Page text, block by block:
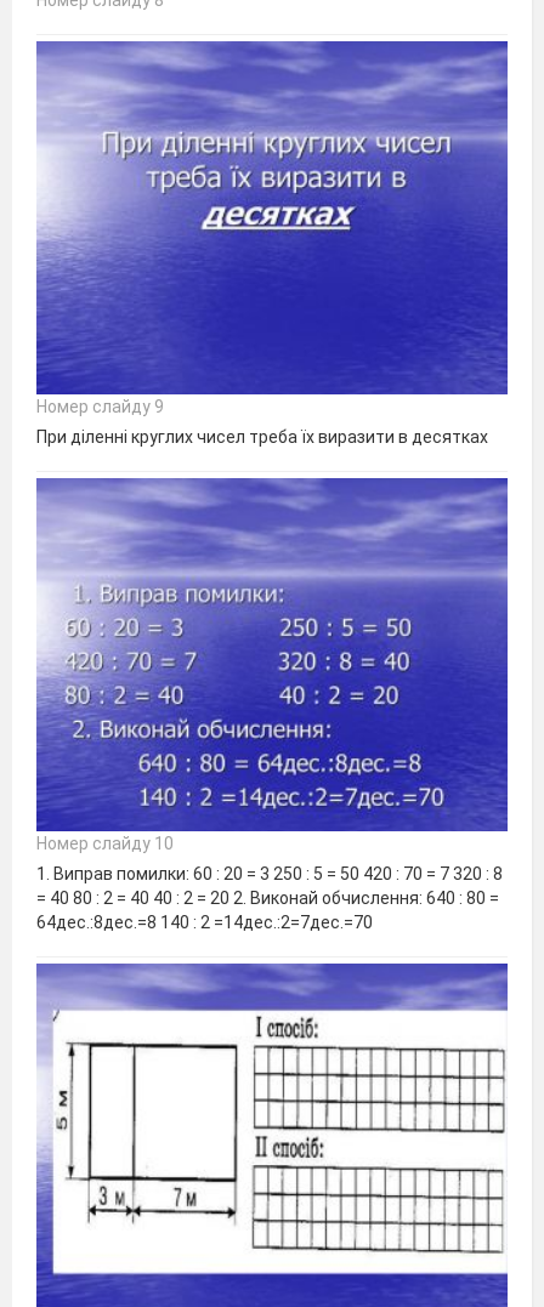
Номер слайду 9
При діленні круглих чисел треба їх виразити в десятках
Номер слайду 10
1. Виправ помилки: 60 : 20 = 3 250 : 5 = 50 420 : 70 = 7 320 : 8
= 40 80 : 2 = 40 40 : 2 = 20 2. Виконай обчислення: 640 : 80 =
64дес.:8дес.=8 140 : 2 =14дес.:2=7дес.=70